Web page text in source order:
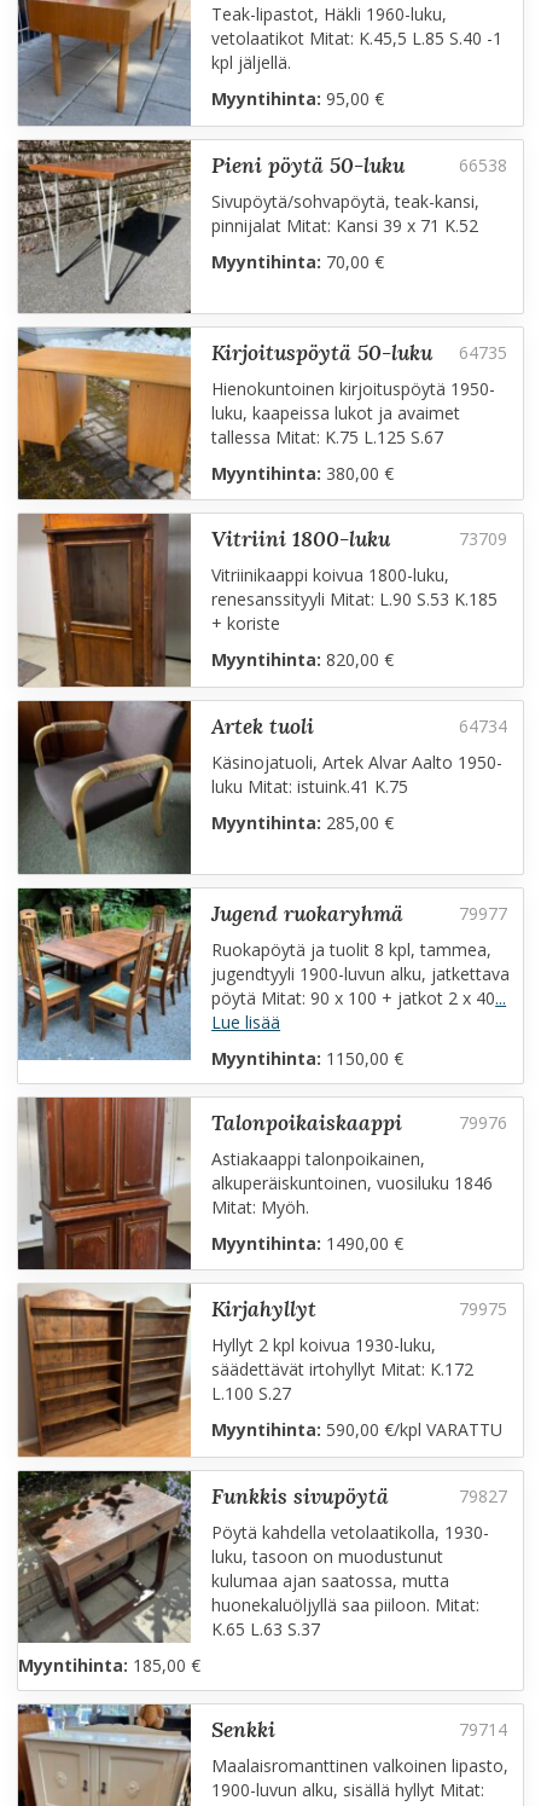
Teak-lipastot, Häkli 1960-luku,
vetolaatikot Mitat: K.45,5 L.85 S.40 -1
kpl jäljellä.
Myyntihinta: 95,00 €
pieni pöytä 50-luku
Sivupöytä/sohvapöytä, teak-kansi,
pinnijalat Mitat: Kansi 39 x 71 K.52
Myyntihinta: 70,00 €
kirjoituspöytä 50-luku
Hienokuntoinen kirjoituspöytä 1950-
luku, kaapeissa lukot ja avaimet
tallessa Mitat: K.75 L.125 S.67
Myyntihinta: 380,00 €
vitriini 1800-luku
Vitriinikaappi koivua 1800-luku,
renesanssityyli Mitat: L.90 S.53 K.185
+ koriste
Myyntihinta: 820,00 €
artek tuoli
Käsinojatuoli, Artek Alvar Aalto 1950-
luku Mitat: istuink.41 K.75
Myyntihinta: 285,00 €
jugend ruokaryhmä
Ruokapöytä ja tuolit 8 kpl, tammea,
jugendtyyli 1900-luvun alku, jatkettava
pöytä Mitat: 90 x 100 + jatkot 2 x 40...
Lue lisää
Myyntihinta: 1150,00 €
talonpoikaiskaappi
Astiakaappi talonpoikainen,
alkuperäiskuntoinen, vuosiluku 1846
Mitat: Myöh.
Myyntihinta: 1490,00 €
kirjahyllyt
Hyllyt 2 kpl koivua 1930-luku,
säädettävät irtohyllyt Mitat: K.172
L.100 S.27
Myyntihinta: 590,00 €/kpl VARATTU
funkkis sivupöytä
Pöytä kahdella vetolaatikolla, 1930-
luku, tasoon on muodustunut
kulumaa ajan saatossa, mutta
huonekaluöljyllä saa piiloon. Mitat:
K.65 L.63 S.37
Myyntihinta: 185,00 €
senkki
Maalaisromanttinen valkoinen lipasto,
1900-luvun alku, sisällä hyllyt Mitat: